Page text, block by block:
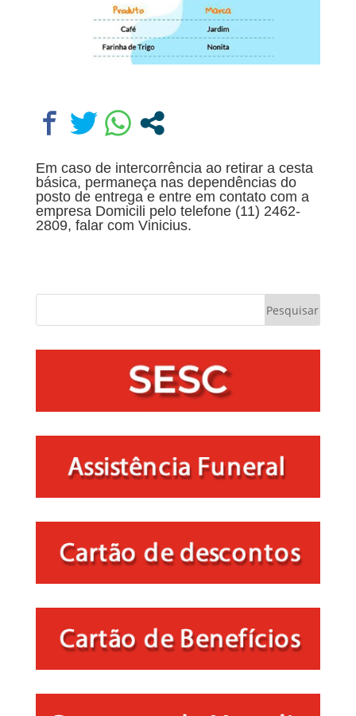
Em caso de intercorrência ao retirar a cesta
básica, permaneça nas dependências do
posto de entrega e entre em contato com a
empresa Domicili pelo telefone (11) 2462-
2809, falar com Vinicius.